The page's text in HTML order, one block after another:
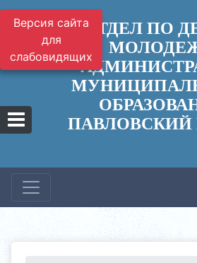
Версия сайта
для
слабовидящих
ОТДЕЛ ПО
ПАВЛОВСКИЙ